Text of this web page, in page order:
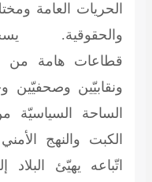
الحريات العامة
والحقوقية.
قطاعات هامة من
ونقابيّين وصحفيّين
الساحة السياسيّة
الكبت والنهج
اتّباعه يهيّئ